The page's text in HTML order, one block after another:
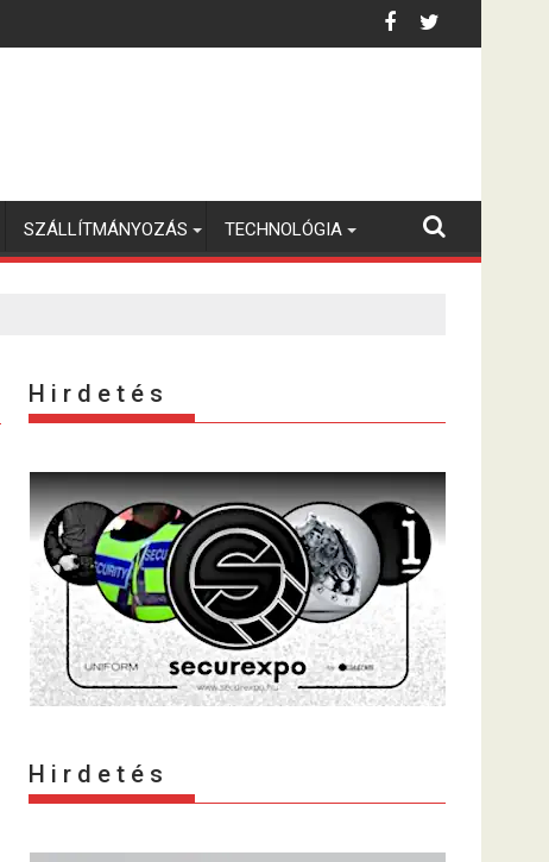
SZÁLLÍTMÁNYOZÁS TECHNOLÓGIA
H i r d e t é s
H i r d e t é s